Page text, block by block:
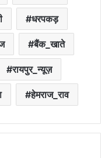
धरपकड़
बैंक_खाते
रायपुर_न्यूज़
हेमराज_राव